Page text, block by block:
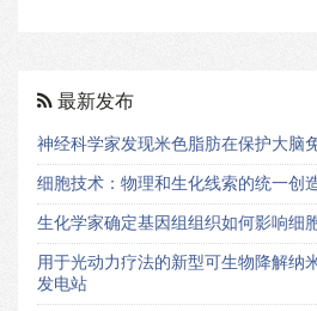
最新发布
神经科学家发现米色脂肪在保护大脑
细胞技术：物理和生化线索的统一创
生化学家确定基因组组织如何影响细
用于光动力疗法的新型可生物降解纳
发电站